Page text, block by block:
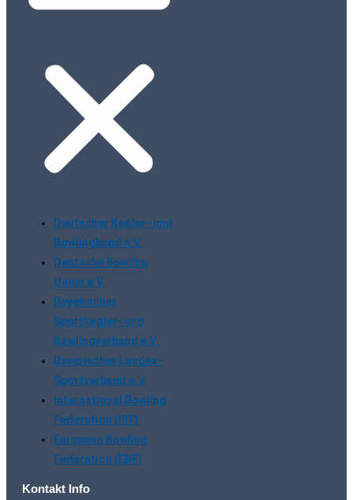
Deutscher Kegler- und
Bowlingbund e.V.
Deutsche Bowling
Union e.V.
Bayerischer
Sportkegler- und
Bowlingverband e.V.
Bayerischer Landes-
Sportverband e.V.
International Bowling
Federation (IBF)
European Bowling
Federation (EBF)
Kontakt Info